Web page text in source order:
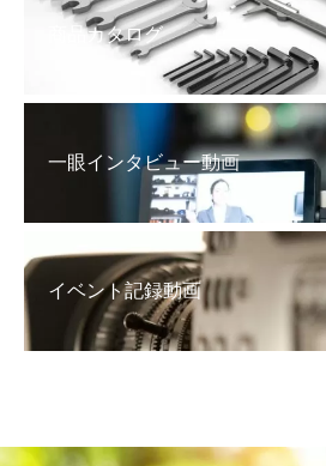
商品カタログ
一眼インタビュー動画
イベント記録動画